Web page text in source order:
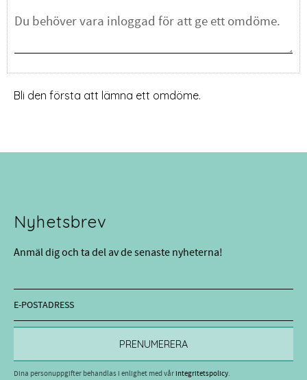
Bli den första att lämna ett omdöme.
Nyhetsbrev
Anmäl dig och ta del av de senaste nyheterna!
PRENUMERERA
Dina personuppgifter behandlas i enlighet med vårintegritetspolicy.